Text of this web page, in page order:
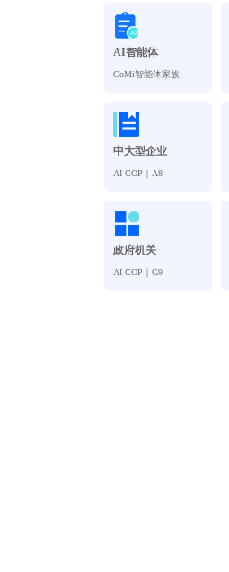
企业人力穿透合规管控
AI智能体
CoMi智能体家族
中大型企业
AI-COP｜A8
政府机关
AI-COP｜G9